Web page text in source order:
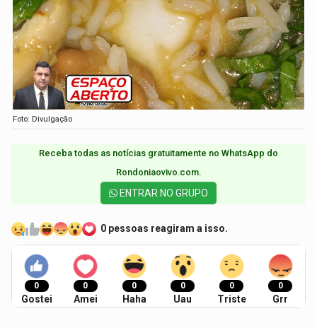
Foto: Divulgação
Receba todas as notícias gratuitamente no WhatsApp do
Rondoniaovivo.com.​
ENTRAR NO GRUPO
0 pessoas reagiram a isso.
0
Gostei
0
Amei
0
Haha
0
Uau
0
Triste
0
Grr